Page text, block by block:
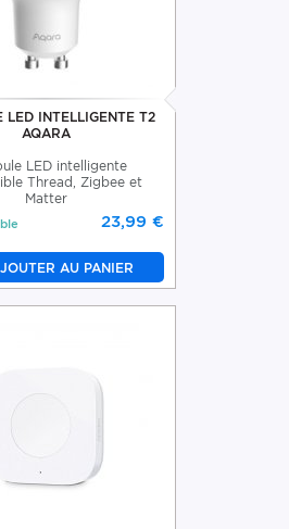
LED INTELLIGENTE T2
AQARA
LED intelligente
Thread, Zigbee et
Matter
23,99 €